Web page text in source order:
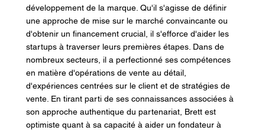
développement de la marque. Qu'il s'agisse de définir
une approche de mise sur le marché convaincante ou
d'obtenir un financement crucial, il s'efforce d'aider les
startups à traverser leurs premières étapes. Dans de
nombreux secteurs, il a perfectionné ses compétences
en matière d'opérations de vente au détail,
d'expériences centrées sur le client et de stratégies de
vente. En tirant parti de ses connaissances associées à
son approche authentique du partenariat, Brett est
optimiste quant à sa capacité à aider un fondateur à